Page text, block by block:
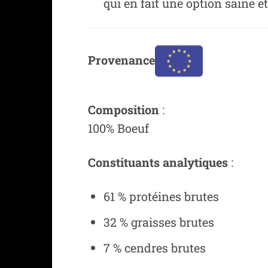
Provenance
Composition :
100% Boeuf
Constituants analytiques :
61 % protéines brutes
32 % graisses brutes
7 % cendres brutes